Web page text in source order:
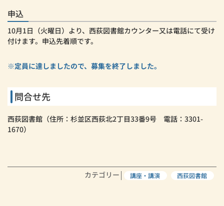
申込
10月1日（火曜日）より、西荻図書館カウンター又は電話にて受け
付けます。申込先着順です。
※定員に達しましたので、募集を終了しました。
問合せ先
西荻図書館（住所：杉並区西荻北2丁目33番9号 電話：3301-
1670）
カテゴリー 講座・講演 西荻図書館